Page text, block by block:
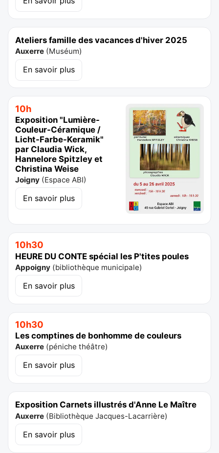
Ateliers famille des vacances d'hiver 2025
Auxerre (Muséum)
En savoir plus
10h
Exposition "Lumière-
Couleur-Céramique /
Licht-Farbe-Keramik"
par Claudia Wick,
Hannelore Spitzley et
Christina Weise
Joigny (Espace ABI)
En savoir plus
10h30
HEURE DU CONTE spécial les P'tites poules
Appoigny (bibliothèque municipale)
En savoir plus
10h30
Les comptines de bonhomme de couleurs
Auxerre (péniche théâtre)
En savoir plus
Exposition Carnets illustrés d'Anne Le Maître
Auxerre (Bibliothèque Jacques-Lacarrière)
En savoir plus